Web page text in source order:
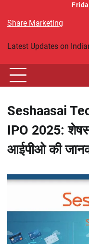
content
Share Marketing
Latest Updates on
Seshaasai
IPO 2025:
आईपीओ की